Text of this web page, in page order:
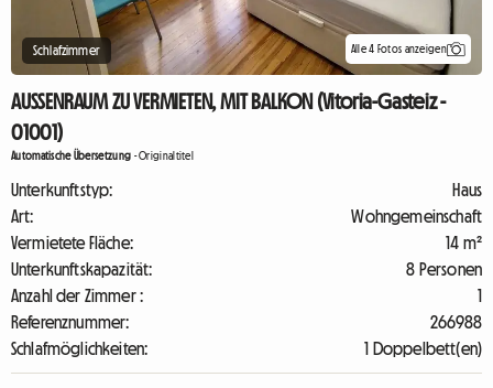
Schlafzimmer Alle 4 Fotos anzeigen
AUSSENRAUM ZU VERMIETEN, MIT BALKON (Vitoria-Gasteiz -
01001)
Automatische Übersetzung -Originaltitel
Unterkunftstyp:
Haus
Art:
Wohngemeinschaft
Vermietete Fläche:
14 m²
Unterkunftskapazität:
8 Personen
Anzahl der Zimmer :
1
Referenznummer:
266988
Schlafmöglichkeiten:
1 Doppelbett(en)